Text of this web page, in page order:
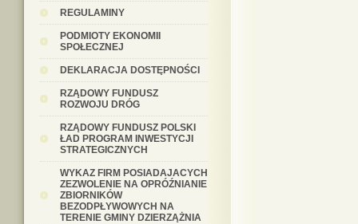
REGULAMINY
PODMIOTY EKONOMII
SPOŁECZNEJ
DEKLARACJA DOSTĘPNOŚCI
RZĄDOWY FUNDUSZ
ROZWOJU DRÓG
RZĄDOWY FUNDUSZ POLSKI
ŁAD PROGRAM INWESTYCJI
STRATEGICZNYCH
WYKAZ FIRM POSIADAJACYCH
ZEZWOLENIE NA OPRÓŹNIANIE
ZBIORNIKÓW
BEZODPŁYWOWYCH NA
TERENIE GMINY DZIERZĄŻNIA